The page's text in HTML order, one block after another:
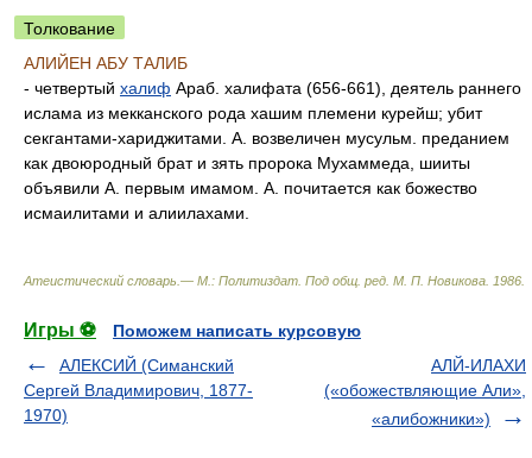
Толкование
АЛИЙЕН АБУ ТАЛИБ
- четвертый халиф Араб. халифата (656-661), деятель раннего
ислама из мекканского рода хашим племени курейш; убит
секгантами-хариджитами. А. возвеличен мусульм. преданием
как двоюродный брат и зять пророка Мухаммеда, шииты
объявили А. первым имамом. А. почитается как божество
исмаилитами и алиилахами.
Атеистический словарь.— М.: Политиздат Под общ. ред. М. П. Новикова 1986
Игры ⚽
Поможем написать курсовую
АЛЕКСИЙ (Симанский
Сергей Владимирович, 1877-
1970)
АЛЙ-ИЛАХИ
(«обожествляющие Али»,
«алибожники»)